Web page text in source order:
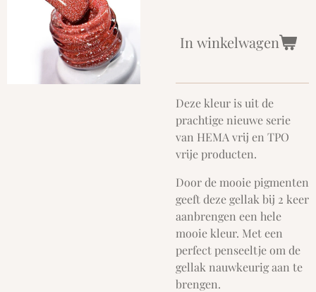
In winkelwagen
Deze kleur is uit de
prachtige nieuwe serie
van HEMA vrij en TPO
vrije producten.
Door de mooie pigmenten
geeft deze gellak bij 2 keer
aanbrengen een hele
mooie kleur. Met een
perfect penseeltje om de
gellak nauwkeurig aan te
brengen.